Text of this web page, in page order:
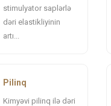
stimulyator saplərlə
dəri elastikliyinin
artı...
Pilinq
Kimyəvi pilinq ilə dəri